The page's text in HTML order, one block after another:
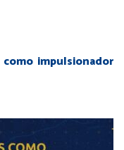
impulsionador